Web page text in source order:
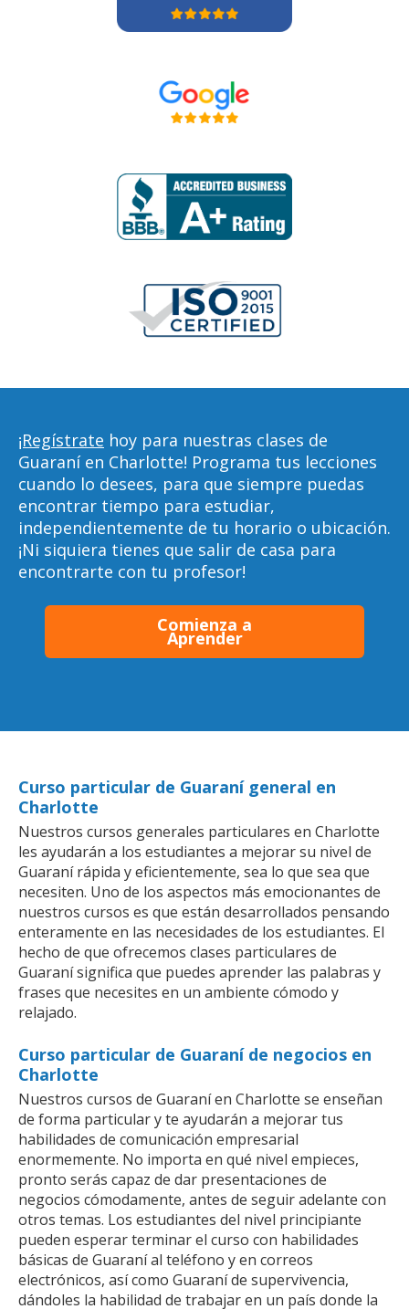
¡Regístrate hoy para nuestras clases de
Guaraní en Charlotte! Programa tus lecciones
cuando lo desees, para que siempre puedas
encontrar tiempo para estudiar,
independientemente de tu horario o ubicación.
¡Ni siquiera tienes que salir de casa para
encontrarte con tu profesor!
Comienza a
Aprender
Curso particular de Guaraní general en
Charlotte
Nuestros cursos generales particulares en Charlotte
les ayudarán a los estudiantes a mejorar su nivel de
Guaraní rápida y eficientemente, sea lo que sea que
necesiten. Uno de los aspectos más emocionantes de
nuestros cursos es que están desarrollados pensando
enteramente en las necesidades de los estudiantes. El
hecho de que ofrecemos clases particulares de
Guaraní significa que puedes aprender las palabras y
frases que necesites en un ambiente cómodo y
relajado.
Curso particular de Guaraní de negocios en
Charlotte
Nuestros cursos de Guaraní en Charlotte se enseñan
de forma particular y te ayudarán a mejorar tus
habilidades de comunicación empresarial
enormemente. No importa en qué nivel empieces,
pronto serás capaz de dar presentaciones de
negocios cómodamente, antes de seguir adelante con
otros temas. Los estudiantes del nivel principiante
pueden esperar terminar el curso con habilidades
básicas de Guaraní al teléfono y en correos
electrónicos, así como Guaraní de supervivencia,
dándoles la habilidad de trabajar en un país donde la